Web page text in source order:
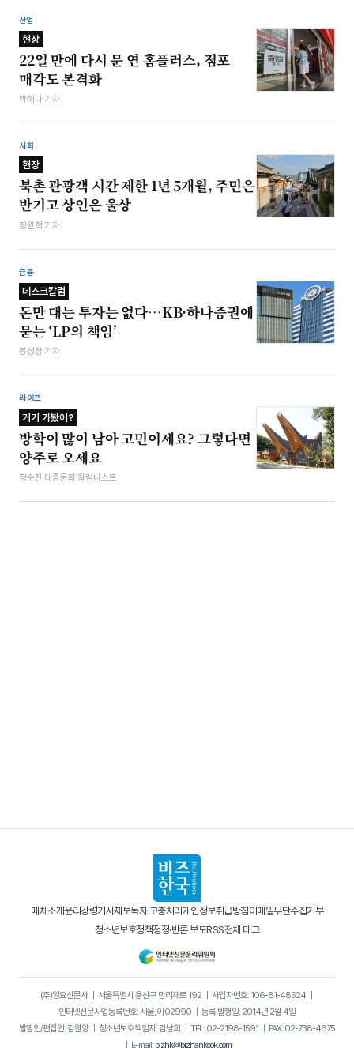
산업
현장
22일 만에 다시 문 연 홈플러스, 점포
매각도 본격화
박해나 기자
사회
현장
북촌 관광객 시간 제한 1년 5개월, 주민은
반기고 상인은 울상
정원혁 기자
금융
데스크칼럼
돈만 대는 투자는 없다…KB·하나증권에
묻는 ‘LP의 책임’
봉성창 기자
라이프
거기 가봤어?
방학이 많이 남아 고민이세요? 그렇다면
양주로 오세요
정수진 대중문화 칼럼니스트
매체소개윤리강령기사제보독자 고충처리 개인정보취급방침이메일무단수집거부
청소년보호정책정정·반론 보도RSS전체 태그
(주)일요신문사｜ 서울특별시 용산구 만리재로 192｜ 사업자번호: 106-81-48524｜
인터넷신문사업등록번호: 서울, 아02990 ｜ 등록·발행일: 2014년 2월 4일
발행인/편집인: 김원양｜ 청소년보호책임자: 김남희 ｜ TEL: 02-2198-1591 ｜ FAX: 02-738-4675
｜ E-mail: bizhk@bizhankook.com